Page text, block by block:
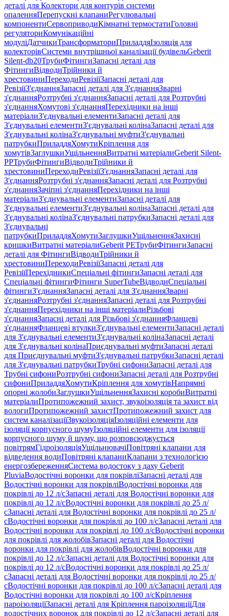
деталі для Колектори для контурів системи
опаленняПерепускні клапаниРегулювальні
компонентиСервоприводиКімнатні термостатиГоловні
регуляториКомунікаційні
модуліДатчикиТрансформаториПриладдяІзоляція для
колекторівСистеми внутрішньої каналізації будівельGeberit
Silent-db20ТрубиФітингиЗапасні деталі для
ФітингиВідводиТрійники й
хрестовиниПереходиРевізіїЗапасні деталі для
РевізіїЗ'єднанняЗапасні деталі для З'єднанняЗварні
з'єднанняРозтрубні з'єднанняЗапасні деталі для Розтрубні
з'єднанняХомутові з'єднанняПерехідники на інші
матеріалиЗ'єднувальні елементиЗапасні деталі для
З'єднувальні елементиЗ'єднувальні колінаЗапасні деталі для
З'єднувальні колінаЗ'єднувальні муфтиЗ'єднувальні
патрубкиПриладдяХомутиКріплення для
хомутівЗаглушкиУщільненняВитратні матеріалиGeberit Silent-
PPТрубиФітингиВідводиТрійники й
хрестовиниПереходиРевізіїЗ'єднанняЗапасні деталі для
З'єднанняРозтрубні з'єднанняЗапасні деталі для Розтрубні
з'єднанняЗачіпні з'єднанняПерехідники на інші
матеріалиЗ'єднувальні елементиЗапасні деталі для
З'єднувальні елементиЗ'єднувальні колінаЗапасні деталі для
З'єднувальні колінаЗ'єднувальні патрубкиЗапасні деталі для
З'єднувальні
патрубкиПриладдяХомутиЗаглушкиУщільненняЗахисні
кришкиВитратні матеріалиGeberit PEТрубиФітингиЗапасні
деталі для ФітингиВідводиТрійники й
хрестовиниПереходиРевізіїЗапасні деталі для
РевізіїПерехідникиСпеціальні фітингиЗапасні деталі для
Спеціальні фітингиФітинги SuperTubeВідводиСпеціальні
фітингиЗ'єднанняЗапасні деталі для З'єднанняЗварні
з'єднанняРозтрубні з'єднанняЗапасні деталі для Розтрубні
з'єднанняПерехідники на інші матеріалиРізьбові
з'єднанняЗапасні деталі для Різьбові з'єднанняФланцеві
з'єднанняФланцеві втулкиЗ'єднувальні елементиЗапасні деталі
для З'єднувальні елементиЗ'єднувальні колінаЗапасні деталі
для З'єднувальні колінаПриєднувальні муфтиЗапасні деталі
для Приєднувальні муфтиЗ'єднувальні патрубкиЗапасні деталі
для З'єднувальні патрубкиТрубні сифониЗапасні деталі для
Трубні сифониРозтрубні сифониЗапасні деталі для Розтрубні
сифониПриладдяХомутиКріплення для хомутівНапрямні
опорні жолобиЗаглушкиУщільненняЗахисні коробиВитратні
матеріалиПротипожежний захист, звукоізоляція та захист від
вологиПротипожежний захистПротипожежний захист для
систем каналізаціїЗвукоізоляціяІзоляційні елементи для
ізоляції корпусного шумуІзоляційні елементи для ізоляції
корпусного шуму й шуму, що розповсюджується
повітрямГідроізоляціяУщільнювачіПовітряні клапани для
відведення водиПовітряні клапаниКлапани з технологією
енергозбереженняСистема водостоку з даху Geberit
PluviaВодостічні воронки для покрівліЗапасні деталі для
Водостічні воронки для покрівліВодостічні воронки для
покрівлі до 12 л/сЗапасні деталі для Водостічні воронки для
покрівлі до 12 л/сВодостічні воронки для покрівлі до 25 л/
сЗапасні деталі для Водостічні воронки для покрівлі до 25 л/
сВодостічні воронки для покрівлі до 100 л/сЗапасні деталі для
Водостічні воронки для покрівлі до 100 л/сВодостічні воронки
для покрівлі для жолобівЗапасні деталі для Водостічні
воронки для покрівлі для жолобівВодостічні воронки для
покрівлі до 12 л/сЗапасні деталі для Водостічні воронки для
покрівлі до 12 л/сВодостічні воронки для покрівлі до 25 л/
сЗапасні деталі для Водостічні воронки для покрівлі до 25 л/
сВодостічні воронки для покрівлі до 100 л/сЗапасні деталі для
Водостічні воронки для покрівлі до 100 л/сКріплення
пароізоляціїЗапасні деталі для Кріплення пароізоляціїДля
водостічних воронок для покрівлі до 12 л/сЗапасні деталі для